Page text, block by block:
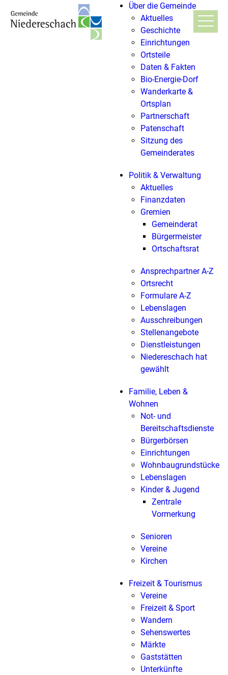
Über die Gemeinde
Aktuelles
Geschichte
Einrichtungen
Ortsteile
Daten & Fakten
Bio-Energie-Dorf
Wanderkarte &
Ortsplan
Partnerschaft
Patenschaft
Sitzung des
Gemeinderates
Politik & Verwaltung
Aktuelles
Finanzdaten
Gremien
Gemeinderat
Bürgermeister
Ortschaftsrat
Ansprechpartner A-Z
Ortsrecht
Formulare A-Z
Lebenslagen
Ausschreibungen
Stellenangebote
Dienstleistungen
Niedereschach hat
gewählt
Familie, Leben &
Wohnen
Not- und
Bereitschaftsdienste
Bürgerbörsen
Einrichtungen
Wohnbaugrundstücke
Lebenslagen
Kinder & Jugend
Zentrale
Vormerkung
Senioren
Vereine
Kirchen
Freizeit & Tourismus
Vereine
Freizeit & Sport
Wandern
Sehenswertes
Märkte
Gaststätten
Unterkünfte